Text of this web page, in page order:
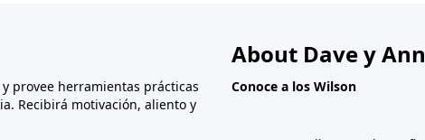
provee herramientas prácticas
Recibirá motivación, aliento y
About Dave y
Conoce a los Wilson